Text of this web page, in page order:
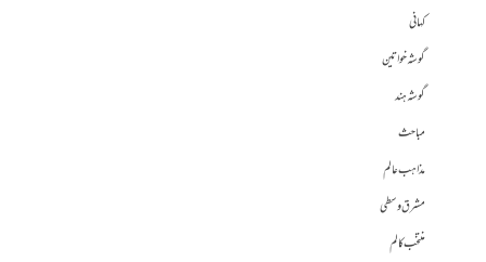
کہانی
گوشہ خواتین
گوشہ ہند
مباحث
مذاہب عالم
مشرق وسطی
منتخب کالم